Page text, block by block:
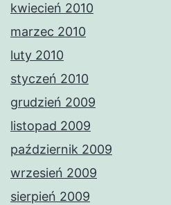
kwiecień 2010
marzec 2010
luty 2010
styczeń 2010
grudzień 2009
listopad 2009
październik 2009
wrzesień 2009
sierpień 2009